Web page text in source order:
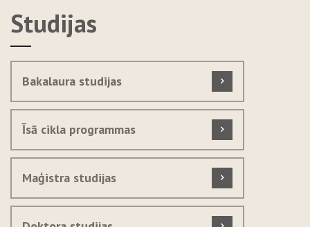
Studijas
Bakalaura studijas
Īsā cikla programmas
Maģistra studijas